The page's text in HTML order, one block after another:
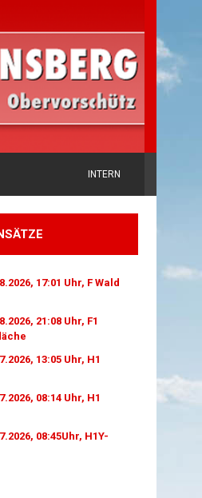
INTERN
17:01 Uhr, F Wald
21:08 Uhr, F1
13:05 Uhr, H1
08:14 Uhr, H1
08:45Uhr, H1Y-